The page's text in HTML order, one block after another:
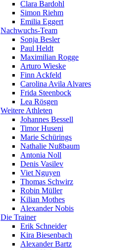
Clara Bardohl
Simon Riehm
Emilia Eggert
Nachwuchs-Team
Sonja Besler
Paul Heldt
Maximilian Rogge
Arturo Wieske
Finn Ackfeld
Carolina Avila Alvares
Frida Steenbock
Lea Rösgen
Weitere Athleten
Johannes Bessell
Timor Huseni
Marie Schürings
Nathalie Nußbaum
Antonia Noll
Denis Vasilev
Viet Nguyen
Thomas Schwirz
Robin Müller
Kilian Mothes
Alexander Nobis
Die Trainer
Erik Schneider
Kira Biesenbach
Alexander Bartz